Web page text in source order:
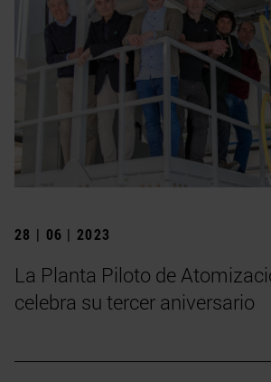
28 | 06 | 2023
La Planta Piloto de
celebra su tercer aniversario